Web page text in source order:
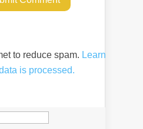
to reduce spam. Learn
is processed.